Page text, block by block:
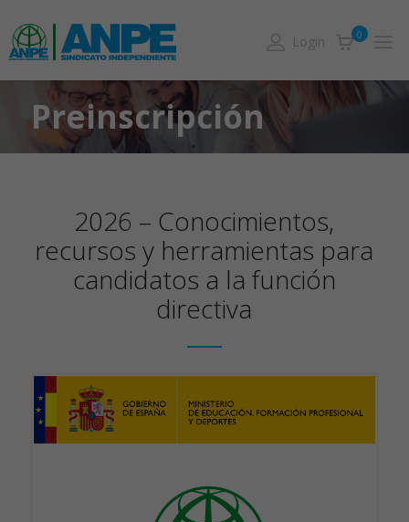
0
Login
Preinscripción
2026 – Conocimientos,
recursos y herramientas para
candidatos a la función
directiva